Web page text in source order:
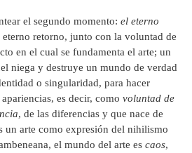
el segundo momento: el eterno
retorno, junto con la voluntad de
en el cual se fundamenta el arte; un
niega y destruye un mundo de verdad
o singularidad, para hacer
es decir, como voluntad de
, de las diferencias y que nace de
un arte como expresión del nihilismo
el mundo del arte es caos,